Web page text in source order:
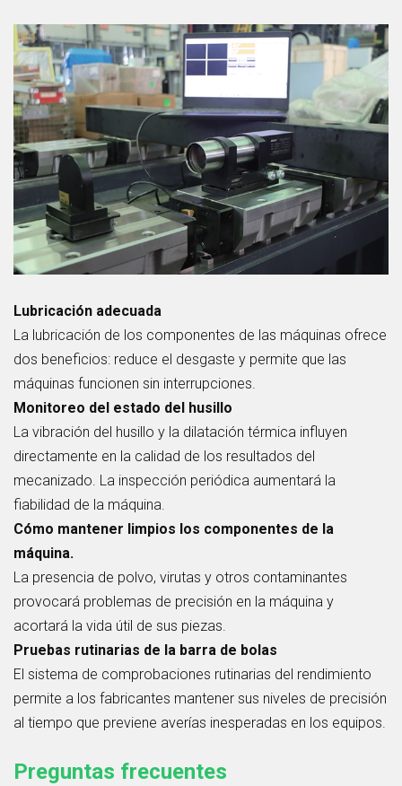
Lubricación adecuada
La lubricación de los componentes de las máquinas ofrece
dos beneficios: reduce el desgaste y permite que las
máquinas funcionen sin interrupciones.
Monitoreo del estado del husillo
La vibración del husillo y la dilatación térmica influyen
directamente en la calidad de los resultados del
mecanizado. La inspección periódica aumentará la
fiabilidad de la máquina.
Cómo mantener limpios los componentes de la
máquina.
La presencia de polvo, virutas y otros contaminantes
provocará problemas de precisión en la máquina y
acortará la vida útil de sus piezas.
Pruebas rutinarias de la barra de bolas
El sistema de comprobaciones rutinarias del rendimiento
permite a los fabricantes mantener sus niveles de precisión
al tiempo que previene averías inesperadas en los equipos.
Preguntas frecuentes